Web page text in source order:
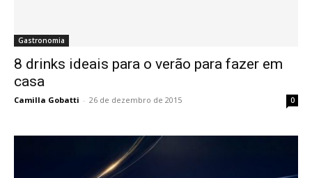
Gastronomia
8 drinks ideais para o verão para fazer em
casa
Camilla Gobatti - 26 de dezembro de 2015 0